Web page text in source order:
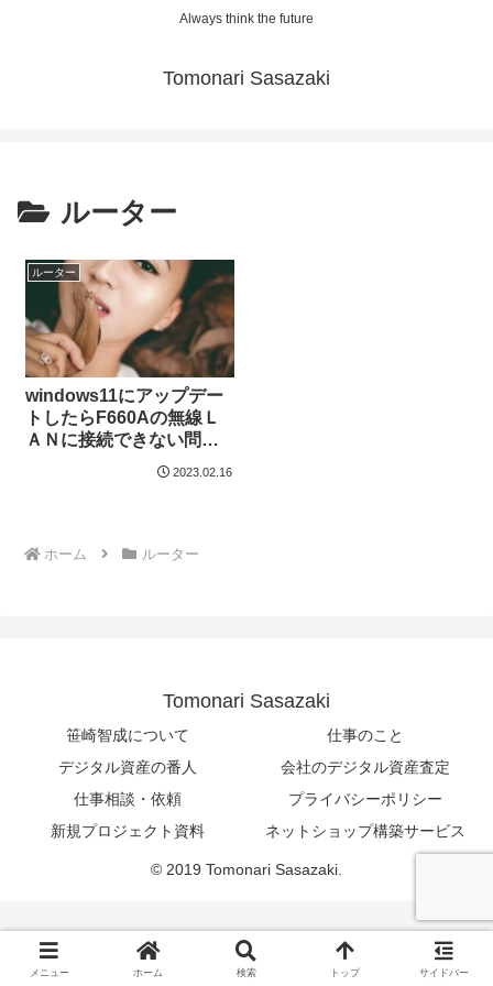
Always think the future
Tomonari Sasazaki
ルーター
ルーター
windows11にアップデー
トしたらF660Aの無線Ｌ
ＡＮに接続できない問題
2023.02.16
ホーム ルーター
Tomonari Sasazaki
笹崎智成について
仕事のこと
デジタル資産の番人
会社のデジタル資産査定
仕事相談・依頼
プライバシーポリシー
新規プロジェクト資料
ネットショップ構築サービス
© 2019 Tomonari Sasazaki.
メニュー ホーム 検索 トップ サイドバー